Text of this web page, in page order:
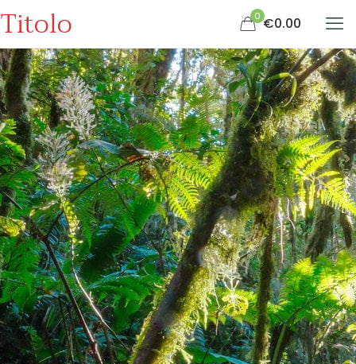
Titolo 0 €0.00